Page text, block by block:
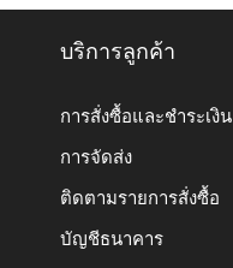
บริการลูกค้า
การสั่งซื้อและชำระเงิน
การจัดส่ง
ติดตามรายการสั่งซื้อ
บัญชีธนาคาร